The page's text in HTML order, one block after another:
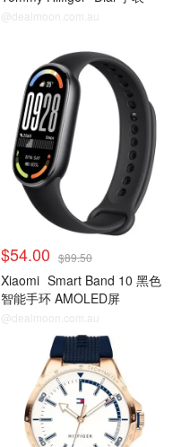
@dealmoon.com.au
$54.00 $89.50
Xiaomi Smart Band 10 黑色
智能手环 AMOLED屏
@dealmoon.com.au